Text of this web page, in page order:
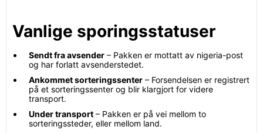
Vanlige sporingsstatuser
Sendt fra avsender – Pakken er mottatt av nigeria-post
og har forlatt avsenderstedet.
Ankommet sorteringssenter – Forsendelsen er registrert
på et sorteringssenter og blir klargjort for videre
transport.
Under transport – Pakken er på vei mellom to
sorteringssteder, eller mellom land.